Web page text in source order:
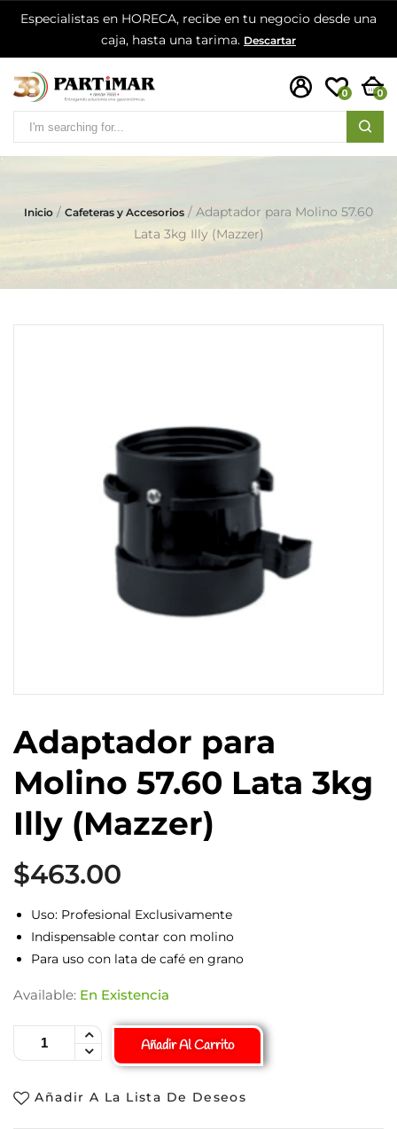
Especialistas en HORECA, recibe en tu negocio desde una
caja, hasta una tarima. Descartar
0 0
Inicio Cafeteras y Accesorios
Adaptador para Molino 57.60
Lata 3kg Illy (Mazzer)
Adaptador para
Molino 57.60 Lata 3kg
Illy (Mazzer)
$463.00
Uso: Profesional Exclusivamente
Indispensable contar con molino
Para uso con lata de café en grano
Available: En Existencia
Añadir Al Carrito
Añadir A La Lista De Deseos